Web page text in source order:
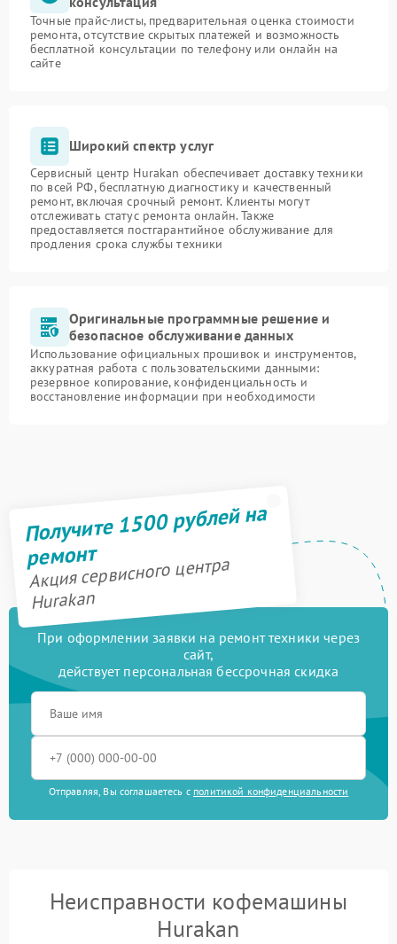
Точные прайс-листы, предварительная оценка стоимости
ремонта, отсутствие скрытых платежей и возможность
бесплатной консультации по телефону или онлайн на
сайте
Широкий спектр услуг
Сервисный центр Hurakan обеспечивает доставку техники
по всей РФ, бесплатную диагностику и качественный
ремонт, включая срочный ремонт. Клиенты могут
отслеживать статус ремонта онлайн. Также
предоставляется постгарантийное обслуживание для
продления срока службы техники
Оригинальные программные решение и
безопасное обслуживание данных
Использование официальных прошивок и инструментов,
аккуратная работа с пользовательскими данными:
резервное копирование, конфиденциальность и
восстановление информации при необходимости
Получите 1500 рублей на
ремонт
Акция сервисного центра
Hurakan
При оформлении заявки на ремонт техники через
сайт,
действует персональная бессрочная скидка
Отправляя, Вы соглашаетесь с политикой конфиденциальности
Неисправности кофемашины
Hurakan